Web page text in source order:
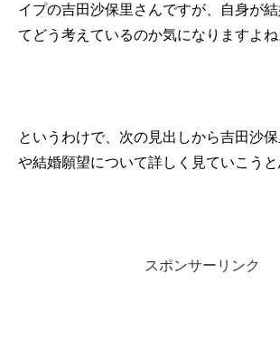
イプの吉田沙保里さんですが、自身が
てどう考えているのか気になりますよね
というわけで、次の見出しから吉田沙
や結婚願望について詳しく見ていこうと
スポンサーリンク